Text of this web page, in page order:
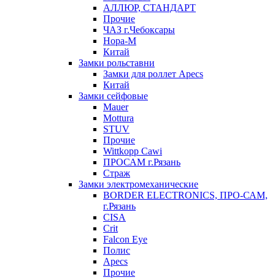
АЛЛЮР, СТАНДАРТ
Прочие
ЧАЗ г.Чебоксары
Нора-М
Китай
Замки рольставни
Замки для роллет Apecs
Китай
Замки сейфовые
Mauer
Mottura
STUV
Прочие
Wittkopp Cawi
ПРОСАМ г.Рязань
Страж
Замки электромеханические
BORDER ELECTRONICS, ПРО-САМ,
г.Рязань
CISA
Crit
Falcon Eye
Полис
Apecs
Прочие